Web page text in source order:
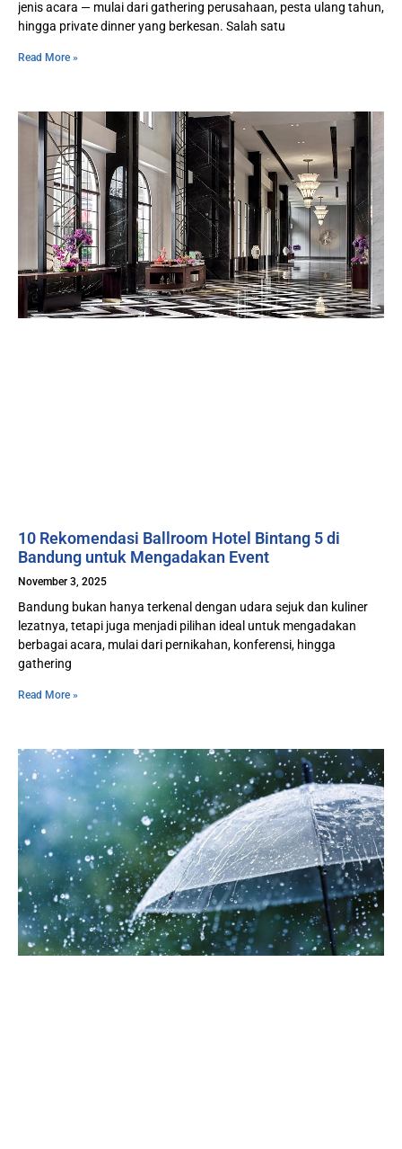
jenis acara — mulai dari gathering perusahaan, pesta ulang tahun,
hingga private dinner yang berkesan. Salah satu
Read More »
10 Rekomendasi Ballroom Hotel Bintang 5 di
Bandung untuk Mengadakan Event
November 3, 2025
Bandung bukan hanya terkenal dengan udara sejuk dan kuliner
lezatnya, tetapi juga menjadi pilihan ideal untuk mengadakan
berbagai acara, mulai dari pernikahan, konferensi, hingga
gathering
Read More »